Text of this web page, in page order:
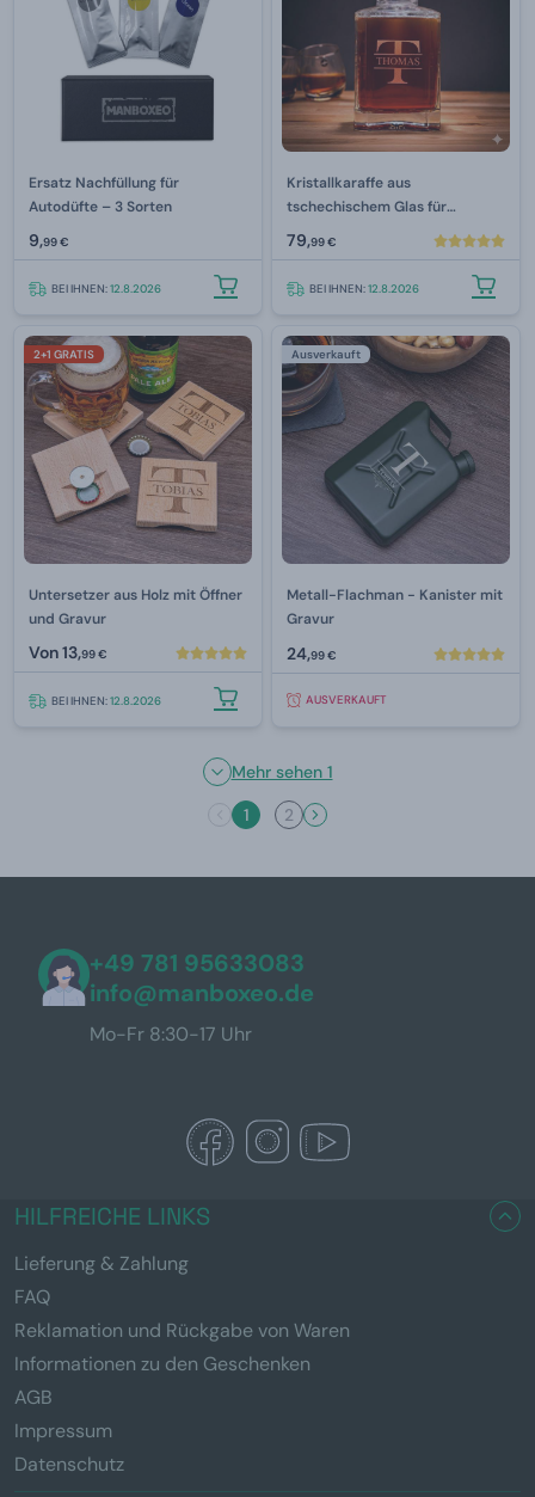
Ersatz Nachfüllung für
Autodüfte – 3 Sorten
9,99 €
BEI IHNEN:12.8.2026
Kristallkaraffe aus
tschechischem Glas für
Luxusalkohol mit Gravur 800
79,99 €
BEI IHNEN:12.8.2026
2+1 GRATIS
Untersetzer aus Holz mit Öffner
und Gravur
Von13,99 €
BEI IHNEN:12.8.2026
Ausverkauft
Metall-Flachman - Kanister mit
Gravur
24,99 €
AUSVERKAUFT
Mehr sehen 1
1
2
+49 781 95633083
info@manboxeo.de
Mo-Fr 8:30-17 Uhr
HILFREICHE LINKS
Lieferung & Zahlung
FAQ
Reklamation und Rückgabe von Waren
Informationen zu den Geschenken
AGB
Impressum
Datenschutz